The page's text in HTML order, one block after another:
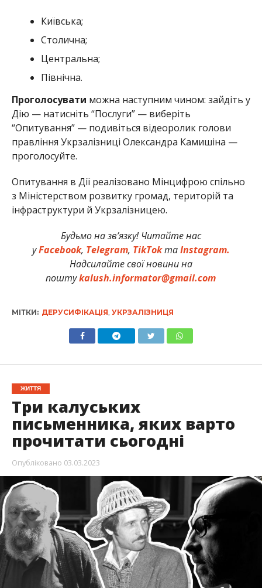
Київська;
Столична;
Центральна;
Північна.
Проголосувати можна наступним чином: зайдіть у
Дію — натисніть “Послуги” — виберіть
“Опитування” — подивіться відеоролик голови
правління Укрзалізниці Олександра Камишіна —
проголосуйте.
Опитування в Дії реалізовано Мінцифрою спільно
з Міністерством розвитку громад, територій та
інфраструктури й Укрзалізницею.
Будьмо на зв’язку! Читайте нас
уFacebook, Telegram, TikTokтаInstagram.
Надсилайте свої новини на
поштуkalush.informator@gmail.com
МІТКИ: ДЕРУСИФІКАЦІЯ УКРЗАЛІЗНИЦЯ
ЖИТТЯ
Три калуських
письменника, яких варто
прочитати сьогодні
Опубліковано 03.03.2023